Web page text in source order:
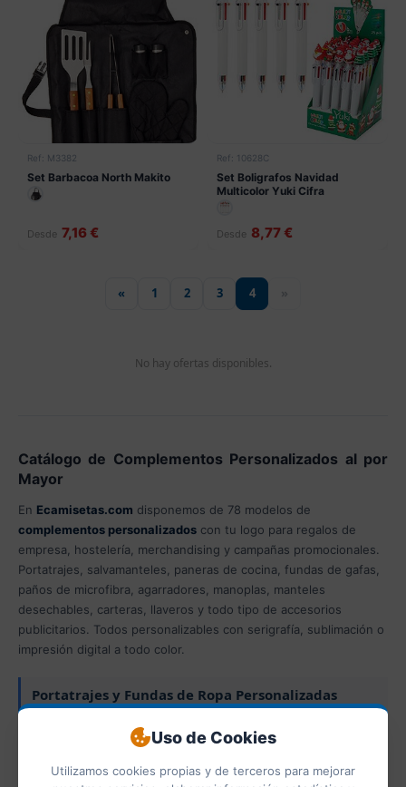
Uso de Cookies
Utilizamos cookies propias y de terceros para mejorar
Ref: M3382
Set Barbacoa North Makito
Desde 7,16 €
Ref: 10628C
Set Boligrafos Navidad
Multicolor Yuki Cifra
Desde 8,77 €
« 1 2 3 4
No hay ofertas disponibles.
Catálogo de Complementos Personalizados al por
Mayor
En Ecamisetas.com disponemos de 78 modelos de
complementos personalizados con tu logo para regalos de
empresa, hostelería, merchandising y campañas promocionales.
Portatrajes, salvamanteles, paneras de cocina, fundas de gafas,
paños de microfibra, agarradores, manoplas, manteles
desechables, carteras, llaveros y todo tipo de accesorios
publicitarios. Todos personalizables con serigrafía, sublimación o
impresión digital a todo color.
Portatrajes y Fundas de Ropa Personalizadas
portatrajes personalizadoscon el logo de tu empresa son
concesionarios y empresas que cuidan cada detalle de su